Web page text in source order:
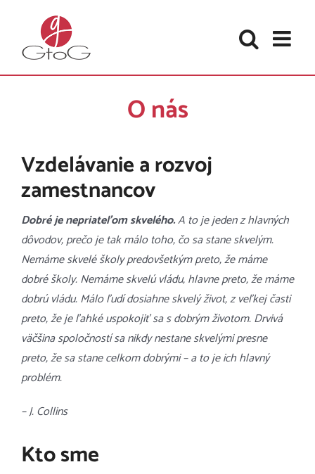
content
O nás
Vzdelávanie a rozvoj
zamestnancov
Dobré je nepriateľom skvelého.A to je jeden z hlavných
dôvodov, prečo je tak málo toho, čo sa stane skvelým.
Nemáme skvelé školy predovšetkým preto, že máme
dobré školy. Nemáme skvelú vládu, hlavne preto, že máme
dobrú vládu. Málo ľudí dosiahne skvelý život, z veľkej časti
preto, že je ľahké uspokojiť sa s dobrým životom. Drvivá
väčšina spoločností sa nikdy nestane skvelými presne
preto, že sa stane celkom dobrými – a to je ich hlavný
problém.
– J. Collins
Kto sme